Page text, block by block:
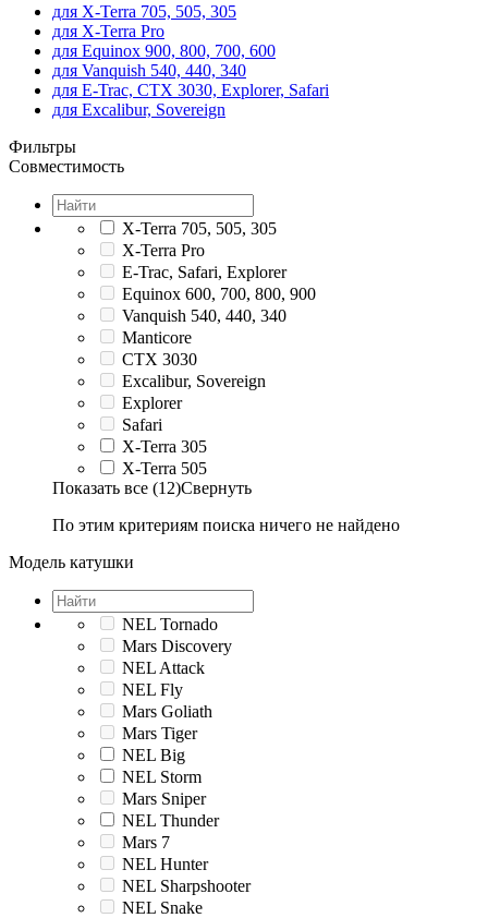
для X-Terra 705, 505, 305
для X-Terra Pro
для Equinox 900, 800, 700, 600
для Vanquish 540, 440, 340
для E-Trac, CTX 3030, Explorer, Safari
для Excalibur, Sovereign
Фильтры
Совместимость
X-Terra 705, 505, 305
X-Terra Pro
E-Trac, Safari, Explorer
Equinox 600, 700, 800, 900
Vanquish 540, 440, 340
Manticore
CTX 3030
Excalibur, Sovereign
Explorer
Safari
X-Terra 305
X-Terra 505
Показать все (12)Свернуть
По этим критериям поиска ничего не найдено
Модель катушки
NEL Tornado
Mars Discovery
NEL Attack
NEL Fly
Mars Goliath
Mars Tiger
NEL Big
NEL Storm
Mars Sniper
NEL Thunder
Mars 7
NEL Hunter
NEL Sharpshooter
NEL Snake